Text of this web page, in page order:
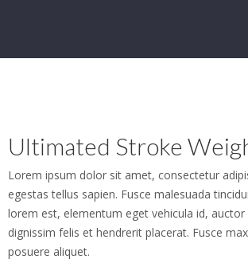
Ultimated Stroke
Lorem ipsum dolor sit amet, consectetur
egestas tellus sapien. Fusce malesuada
lorem est, elementum eget vehicula id,
dignissim felis et hendrerit placerat. Fusce
posuere aliquet.